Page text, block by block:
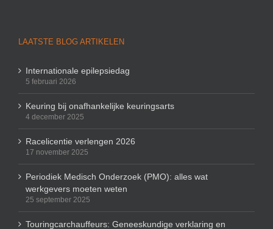
LAATSTE BLOG ARTIKELEN
Internationale epilepsiedag
5 februari 2026
Keuring bij onafhankelijke keuringsarts
4 december 2025
Racelicentie verlengen 2026
17 november 2025
Periodiek Medisch Onderzoek (PMO): alles wat
werkgevers moeten weten
25 september 2025
Touringcarchauffeurs: Geneeskundige verklaring en